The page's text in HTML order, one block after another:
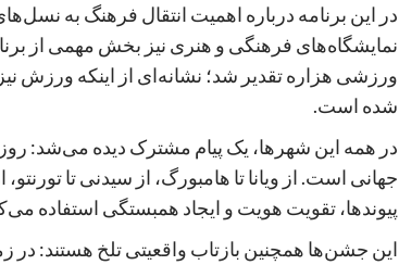
در این برنامه درباره اهمیت انتقال فرهنگ به
نمایشگاه‌های فرهنگی و هنری نیز بخش مهمی از
ورزشی هزاره تقدیر شد؛ نشانه‌ای از اینکه ورزش نیز
شده است.
در همه این شهرها، یک پیام مشترک دیده می‌شد:
جهانی است. از ویانا تا هامبورگ، از سیدنی تا
پیوندها، تقویت هویت و ایجاد همبستگی استفاده
این جشن‌ها همچنین بازتاب واقعیتی تلخ هستند: